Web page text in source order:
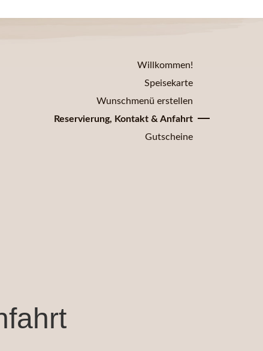
Willkommen!
Speisekarte
Wunschmenü erstellen
Reservierung, Kontakt & Anfahrt
Gutscheine